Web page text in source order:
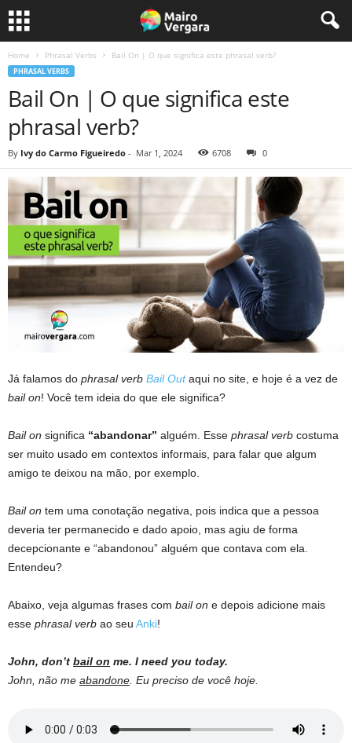
Home Phrasal Verbs Bail On | O que significa este phrasal verb?
PHRASAL VERBS
Bail On | O que significa este
phrasal verb?
By Ivy do Carmo Figueiredo - Mar 1, 2024 6708 0
Já falamos do phrasal verb Bail Outaqui no site, e hoje é a vez de
bail on! Você tem ideia do que ele significa?
Bail on significa “abandonar” alguém. Esse phrasal verb costuma
ser muito usado em contextos informais, para falar que algum
amigo te deixou na mão, por exemplo.
Bail on tem uma conotação negativa, pois indica que a pessoa
deveria ter permanecido e dado apoio, mas agiu de forma
decepcionante e “abandonou” alguém que contava com ela.
Entendeu?
Abaixo, veja algumas frases com bail on e depois adicione mais
esse phrasal verb ao seu Anki!
John, don’t bail on me. I need you today.
John, não me abandone Eu preciso de você hoje.